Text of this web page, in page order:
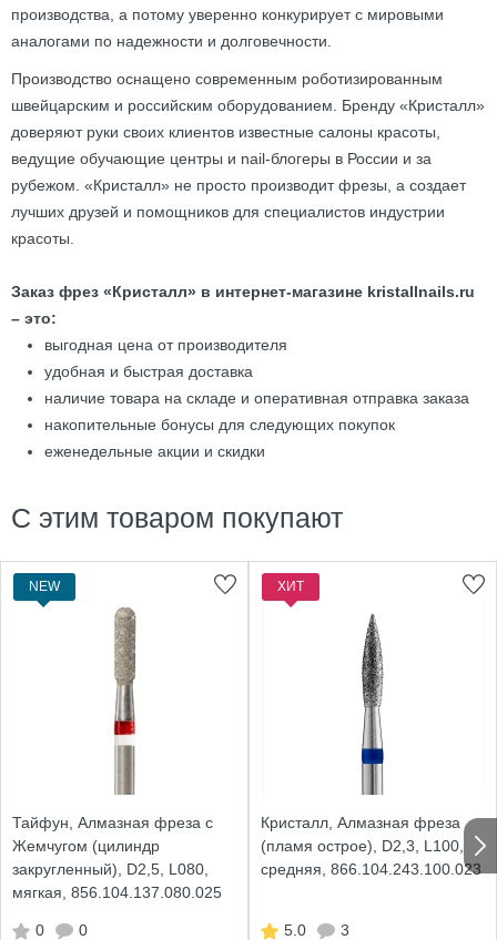
производства, а потому уверенно конкурирует с мировыми
аналогами по надежности и долговечности.
Производство оснащено современным роботизированным
швейцарским и российским оборудованием. Бренду «Кристалл»
доверяют руки своих клиентов известные салоны красоты,
ведущие обучающие центры и nail-блогеры в России и за
рубежом. «Кристалл» не просто производит фрезы, а создает
лучших друзей и помощников для специалистов индустрии
красоты.
Заказ фрез «Кристалл» в интернет-магазине kristallnails.ru
– это:
выгодная цена от производителя
удобная и быстрая доставка
наличие товара на складе и оперативная отправка заказа
накопительные бонусы для следующих покупок
еженедельные акции и скидки
С этим товаром покупают
NEW
Тайфун, Алмазная фреза с
Жемчугом (цилиндр
закругленный), D2,5, L080,
мягкая, 856.104.137.080.025
0
0
ХИТ
Кристалл, Алмазная фреза
(пламя острое), D2,3, L100,
средняя, 866.104.243.100.023
5.0
3